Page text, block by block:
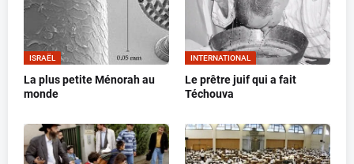
ISRAËL
La plus petite Ménorah au
monde
INTERNATIONAL
Le prêtre juif qui a fait
Téchouva